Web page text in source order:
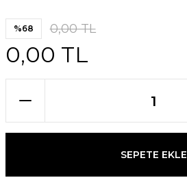
%68 0,00 TL
0,00 TL
SEPETE EKLE